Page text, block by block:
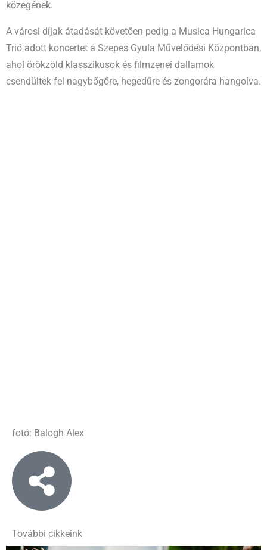
közegének.
A városi díjak átadását követően pedig a Musica Hungarica
Trió adott koncertet a Szepes Gyula Művelődési Központban,
ahol örökzöld klasszikusok és filmzenei dallamok
csendültek fel nagybőgőre, hegedűre és zongorára hangolva.
fotó: Balogh Alex
További cikkeink